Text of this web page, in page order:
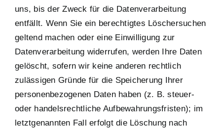
uns, bis der Zweck für die Datenverarbeitung
entfällt. Wenn Sie ein berechtigtes Löschersuchen
geltend machen oder eine Einwilligung zur
Datenverarbeitung widerrufen, werden Ihre Daten
gelöscht, sofern wir keine anderen rechtlich
zulässigen Gründe für die Speicherung Ihrer
personenbezogenen Daten haben (z. B. steuer-
oder handelsrechtliche Aufbewahrungsfristen); im
letztgenannten Fall erfolgt die Löschung nach